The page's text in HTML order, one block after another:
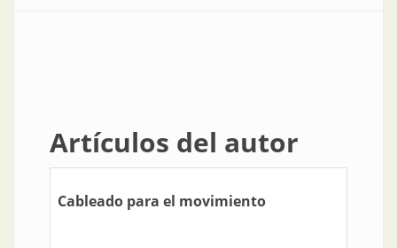
Artículos del autor
Cableado para el movimiento